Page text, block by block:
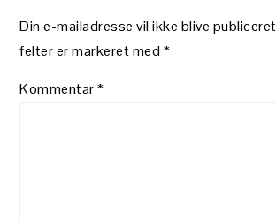
Din e-mailadresse vil ikke blive
felter er markeret med *
Kommentar*